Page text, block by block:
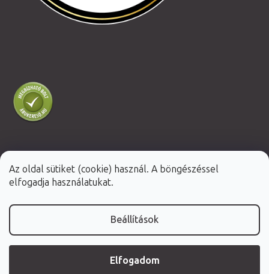
Az oldal sütiket (cookie) használ. A böngészéssel
elfogadja használatukat.
Beállítások
Elfogadom
Shoptet Premium készítette